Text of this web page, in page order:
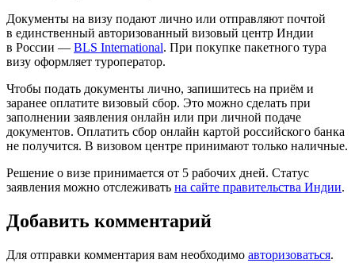
Документы на визу подают лично или отправляют почтой
в единственный авторизованный визовый центр Индии
в России — BLS International. При покупке пакетного тура
визу оформляет туроператор.
Чтобы подать документы лично, запишитесь на приём и
заранее оплатите визовый сбор. Это можно сделать при
заполнении заявления онлайн или при личной подаче
документов. Оплатить сбор онлайн картой российского банка
не получится. В визовом центре принимают только наличные.
Решение о визе принимается от 5 рабочих дней. Статус
заявления можно отслеживать на сайте правительства Индии.
Добавить комментарий
Для отправки комментария вам необходимо авторизоваться.